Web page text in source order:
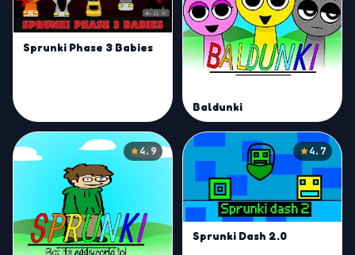
Sprunki Phase 3 Babies
Baldunki
4.9 4.7
Sprunki Dash 2.0